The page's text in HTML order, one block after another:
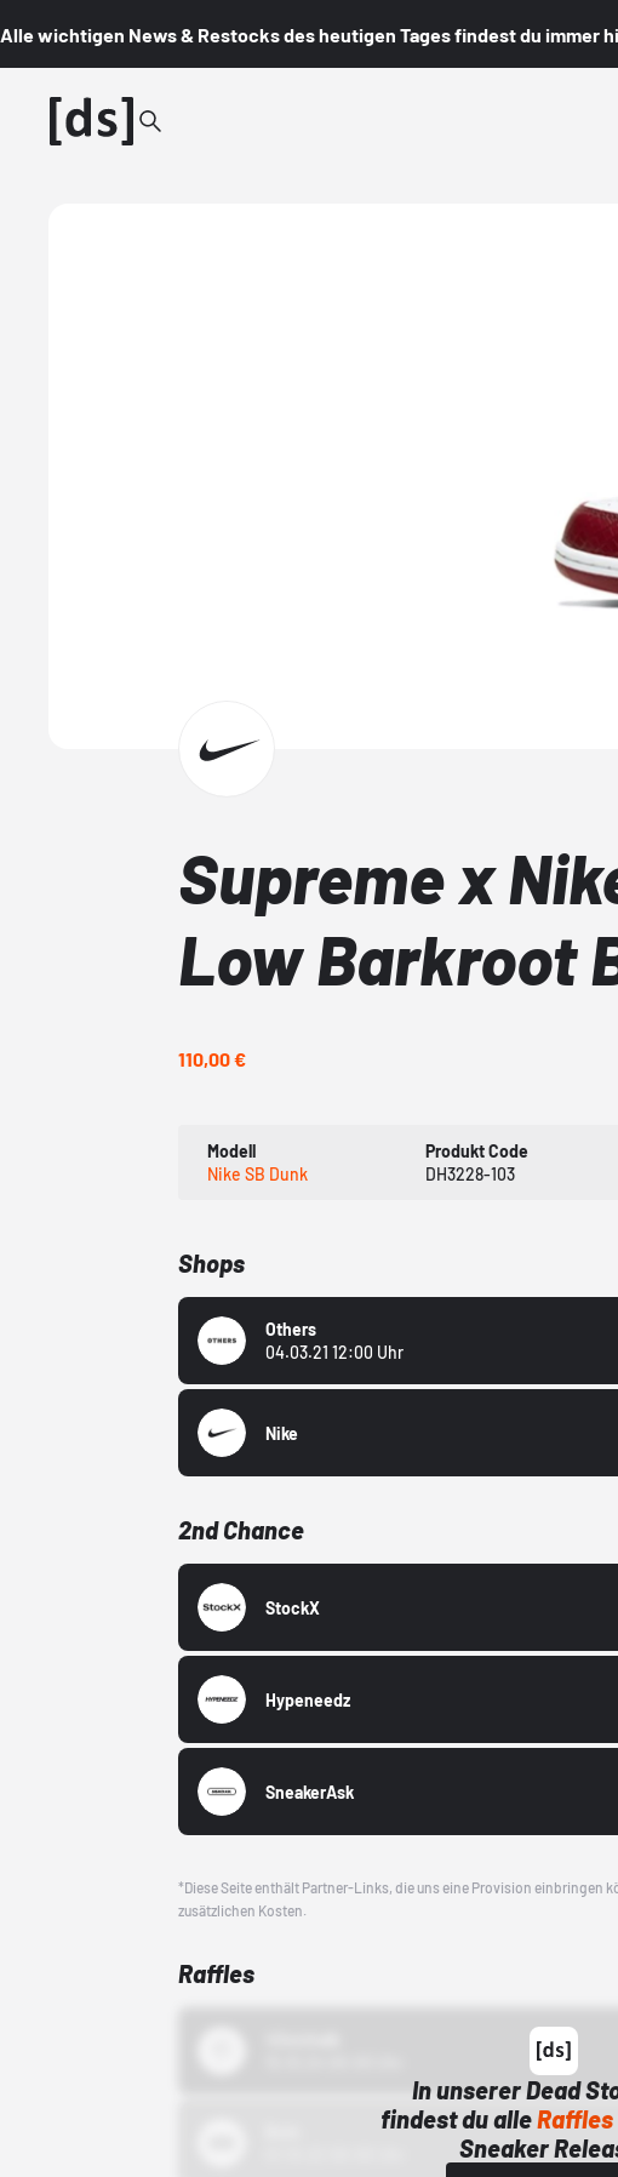
Alle wichtigen News & Restocks des heutigen Tages findest du immer
Supreme x
Low Barkroot
110,00 €
Modell
Nike SB Dunk
Produkt Code
DH3228-103
Shops
Others
04.03.21 12:00 Uhr
Nike
2nd Chance
StockX
Hypeneedz
SneakerAsk
*Diese Seite enthält Partner-Links, die uns eine Provision einbringen
zusätzlichen Kosten.
Raffles
In unserer Dead
findest du alleRaffles
Sneaker